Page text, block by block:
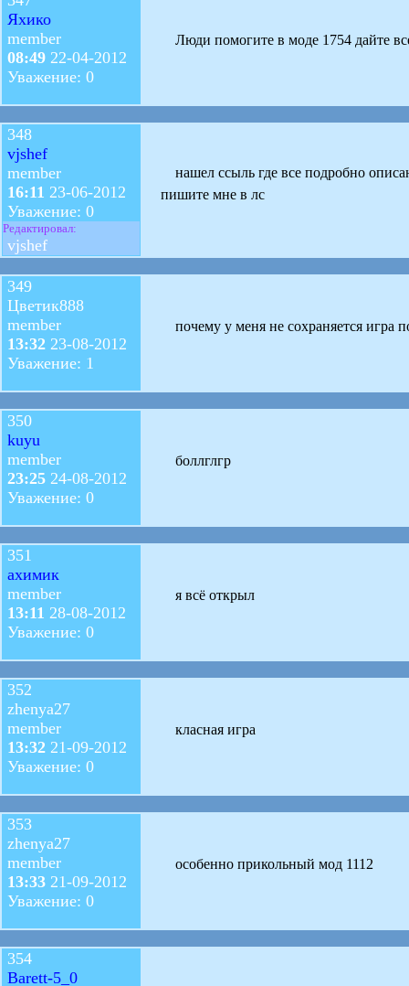
Яхико
member
08:49 22-04-2012
Уважение: 0
Люди помогите в моде 1754 дайте
348
vjshef
member
16:11 23-06-2012
Уважение: 0
Редактировал:
vjshef
нашел ссыль где все подробно
пишите мне в лс
349
Цветик888
member
13:32 23-08-2012
Уважение: 1
почему у меня не сохраняется игра
350
kuyu
member
23:25 24-08-2012
Уважение: 0
боллглгр
351
ахимик
member
13:11 28-08-2012
Уважение: 0
я всё открыл
352
zhenya27
member
13:32 21-09-2012
Уважение: 0
класная игра
353
zhenya27
member
13:33 21-09-2012
Уважение: 0
особенно прикольный мод 1112
354
Barett-5_0